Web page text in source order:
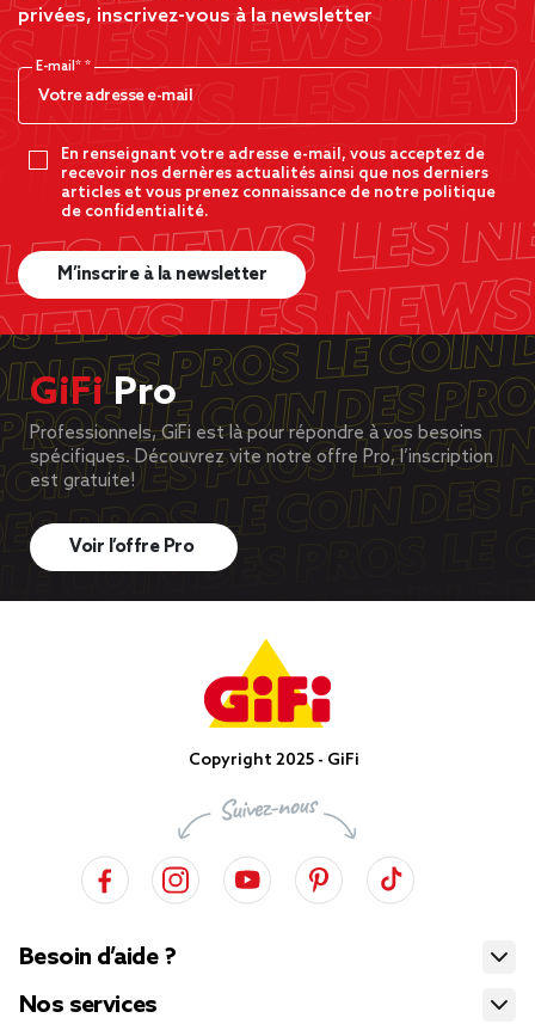
privées, inscrivez-vous à la newsletter
E-mail*
En renseignant votre adresse e-mail, vous acceptez de
recevoir nos dernères actualités ainsi que nos derniers
articles et vous prenez connaissance de notre politique
de confidentialité.
M’inscrire à la newsletter
GiFiPro
Professionnels, GiFi est là pour répondre à vos besoins
spécifiques. Découvrez vite notre offre Pro, l’inscription
est gratuite!
Voir l’offre Pro
Copyright 2025 - GiFi
Besoin d’aide ?
Nos services